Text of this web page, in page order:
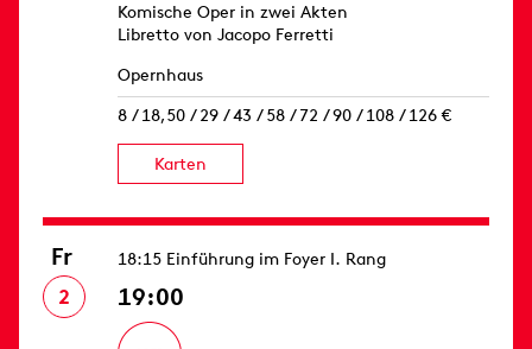
Komische Oper in zwei Akten
Libretto von Jacopo Ferretti
Opernhaus
8 / 18,50 / 29 / 43 / 58 / 72 / 90 / 108 / 126 €
Karten
Fr
2
18:15 Einführung im Foyer I. Rang
19:00